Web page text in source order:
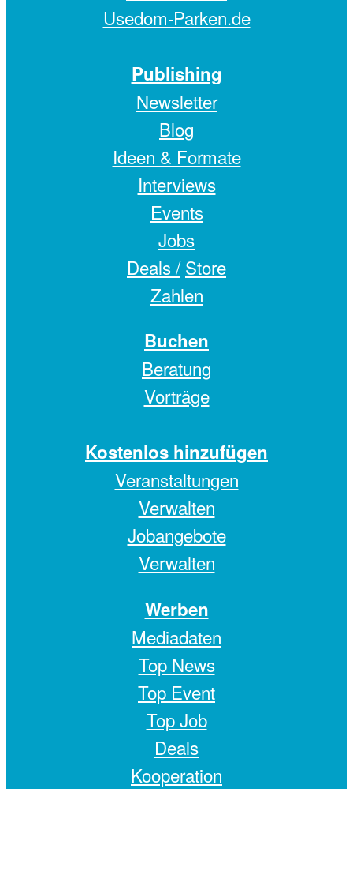
Usedom-Parken.de
Publishing
Newsletter
Blog
Ideen & Formate
Interviews
Events
Jobs
Deals / Store
Zahlen
Buchen
Beratung
Vorträge
Kostenlos hinzufügen
Veranstaltungen
Verwalten
Jobangebote
Verwalten
Werben
Mediadaten
Top News
Top Event
Top Job
Deals
Kooperation